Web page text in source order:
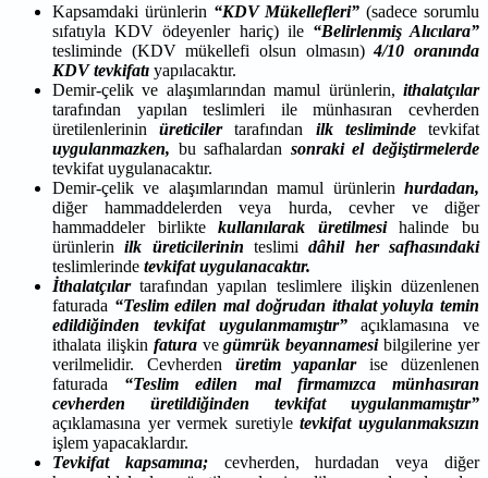
Kapsamdaki ürünlerin “KDV Mükellefleri” (sadece sorumlu
sıfatıyla KDV ödeyenler hariç) ile “Belirlenmiş Alıcılara”
tesliminde (KDV mükellefi olsun olmasın)4/10 oranında
KDV tevkifatı yapılacaktır.
Demir-çelik ve alaşımlarından mamul ürünlerin, ithalatçılar
tarafından yapılan teslimleri ile münhasıran cevherden
üretilenlerininüreticilertarafından ilk teslimindetevkifat
uygulanmazken, bu safhalardan sonraki el değiştirmelerde
tevkifat uygulanacaktır.
Demir-çelik ve alaşımlarından mamul ürünlerin hurdadan,
diğer hammaddelerden veya hurda, cevher ve diğer
hammaddeler birliktekullanılarak üretilmesihalinde bu
ürünlerinilk üreticilerinin teslimidâhil her safhasındaki
teslimlerinde tevkifat uygulanacaktır.
İthalatçılartarafından yapılan teslimlere ilişkin düzenlenen
faturada “Teslim edilen mal doğrudan ithalat yoluyla temin
edildiğinden tevkifat uygulanmamıştır”açıklamasına ve
ithalata ilişkin faturavegümrük beyannamesibilgilerine yer
verilmelidir. Cevherden üretim yapanlarise düzenlenen
faturada “Teslim edilen mal firmamızca münhasıran
cevherden üretildiğinden tevkifat uygulanmamıştır”
açıklamasına yer vermek suretiyletevkifat uygulanmaksızın
işlem yapacaklardır.
Tevkifat kapsamına;cevherden, hurdadan veya diğer